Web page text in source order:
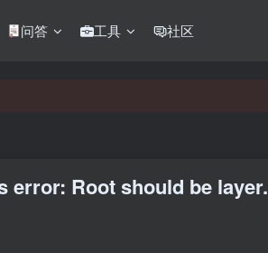
问答 工具 社区
error: Root should be layer.